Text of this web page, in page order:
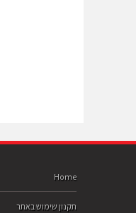
Home
תקנון שימוש באתר